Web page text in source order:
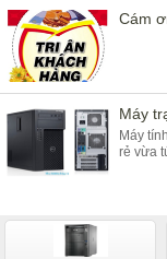
Cám
Máy
Máy
rẻ vừa